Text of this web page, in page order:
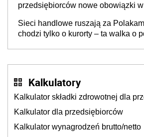
przedsiębiorców nowe obowiązki
Sieci handlowe ruszają za
chodzi tylko o kurorty – ta walka o
Kalkulatory
Kalkulator składki zdrowotnej dla
Kalkulator dla przedsiębiorców
Kalkulator wynagrodzeń brutto/netto